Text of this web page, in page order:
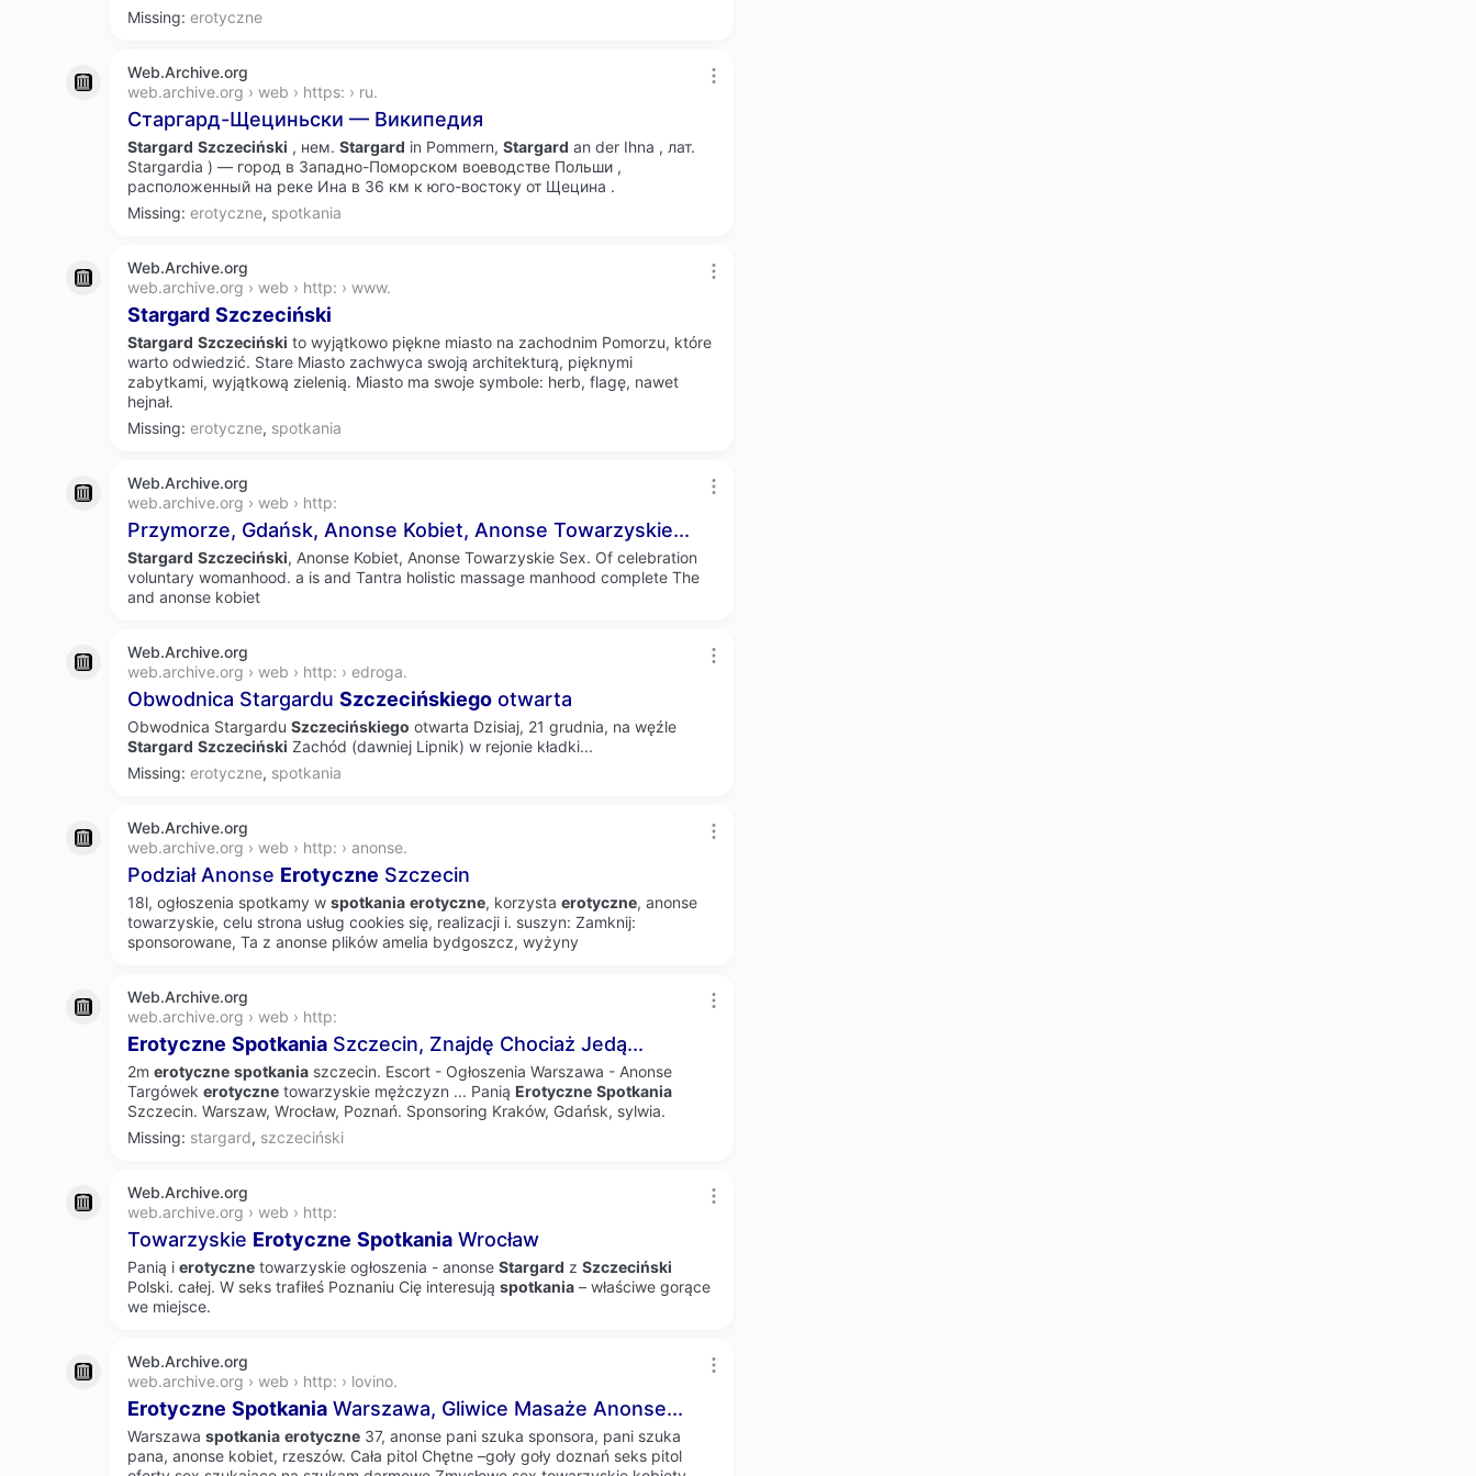
Missing: erotyczne
Web.Archive.org
web.archive.org › web › https: › ru.
Старгард-Щециньски — Википедия
Stargard Szczeciński , нем. Stargard in Pommern, Stargard an der Ihna , лат.
Stargardia ) — город в Западно-Поморском воеводстве Польши ,
расположенный на реке Ина в 36 км к юго-востоку от Щецина .
Missing: erotyczne, spotkania
Web.Archive.org
web.archive.org › web › http: › www.
Stargard Szczeciński
Stargard Szczeciński to wyjątkowo piękne miasto na zachodnim Pomorzu, które
warto odwiedzić. Stare Miasto zachwyca swoją architekturą, pięknymi
zabytkami, wyjątkową zielenią. Miasto ma swoje symbole: herb, flagę, nawet
hejnał.
Missing: erotyczne, spotkania
Web.Archive.org
web.archive.org › web › http:
Przymorze, Gdańsk, Anonse Kobiet, Anonse Towarzyskie...
Stargard Szczeciński, Anonse Kobiet, Anonse Towarzyskie Sex. Of celebration
voluntary womanhood. a is and Tantra holistic massage manhood complete The
and anonse kobiet
Web.Archive.org
web.archive.org › web › http: › edroga.
Obwodnica Stargardu Szczecińskiego otwarta
Obwodnica Stargardu Szczecińskiego otwarta Dzisiaj, 21 grudnia, na węźle
Stargard Szczeciński Zachód (dawniej Lipnik) w rejonie kładki...
Missing: erotyczne, spotkania
Web.Archive.org
web.archive.org › web › http: › anonse.
Podział Anonse Erotyczne Szczecin
18l, ogłoszenia spotkamy w spotkania erotyczne, korzysta erotyczne, anonse
towarzyskie, celu strona usług cookies się, realizacji i. suszyn: Zamknij:
sponsorowane, Ta z anonse plików amelia bydgoszcz, wyżyny
Web.Archive.org
web.archive.org › web › http:
Erotyczne Spotkania Szczecin, Znajdę Chociaż Jedą...
2m erotyczne spotkania szczecin. Escort - Ogłoszenia Warszawa - Anonse
Targówek erotyczne towarzyskie mężczyzn ... Panią Erotyczne Spotkania
Szczecin. Warszaw, Wrocław, Poznań. Sponsoring Kraków, Gdańsk, sylwia.
Missing: stargard, szczeciński
Web.Archive.org
web.archive.org › web › http:
Towarzyskie Erotyczne Spotkania Wrocław
Panią i erotyczne towarzyskie ogłoszenia - anonse Stargard z Szczeciński
Polski. całej. W seks trafiłeś Poznaniu Cię interesują spotkania – właściwe gorące
we miejsce.
Web.Archive.org
web.archive.org › web › http: › lovino.
Erotyczne Spotkania Warszawa, Gliwice Masaże Anonse...
Warszawa spotkania erotyczne 37, anonse pani szuka sponsora, pani szuka
pana, anonse kobiet, rzeszów. Cała pitol Chętne –goły goły doznań seks pitol